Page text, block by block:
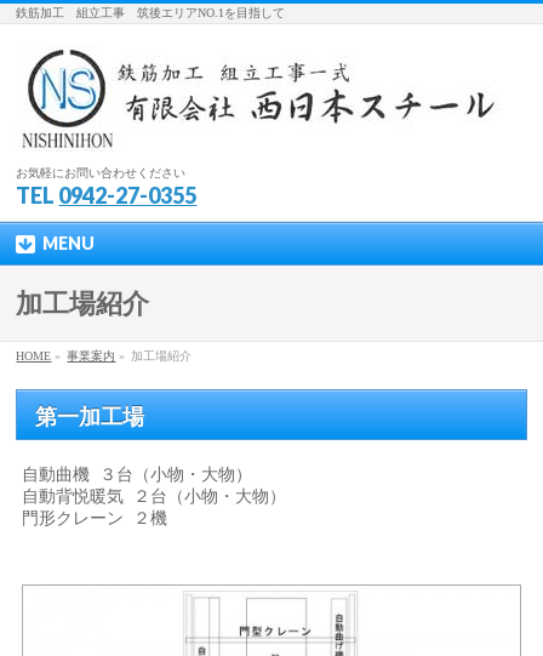
鉄筋加工 組立工事 筑後エリアNO.1を目指して
お気軽にお問い合わせください
TEL 0942-27-0355
MENU
加工場紹介
HOME » 事業案内 » 加工場紹介
第一加工場
自動曲機 ３台（小物・大物）
自動背悦暖気 ２台（小物・大物）
門形クレーン ２機